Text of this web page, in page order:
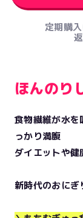
定期購
ほんのり
食物繊維が水を
っかり満腹
ダイエットや
新時代のおにぎ